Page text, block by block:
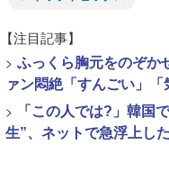
【注目記事】
> ふっくら胸元をのぞか
ァン悶絶「すんごい」「
>
「この人では?」韓国
生”、ネットで急浮上し